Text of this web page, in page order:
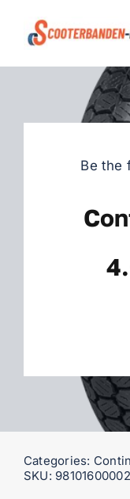
Be the
Categories:
SKU: